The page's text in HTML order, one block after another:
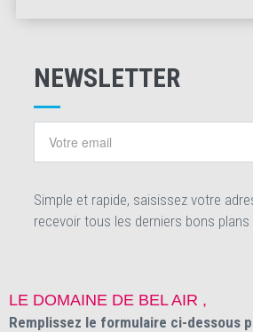
NEWSLETTER
Simple et rapide, saisissez votre
recevoir tous les derniers bons
LE DOMAINE DE BEL AIR ,
Remplissez le formulaire ci-dessous